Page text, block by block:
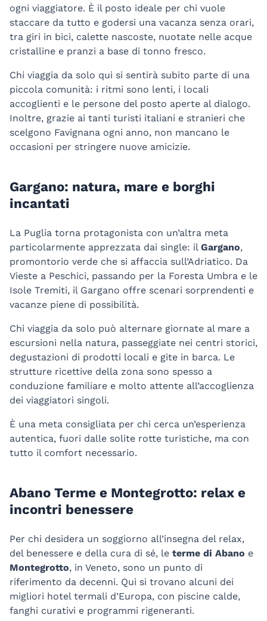
ogni viaggiatore. È il posto ideale per chi vuole
staccare da tutto e godersi una vacanza senza orari,
tra giri in bici, calette nascoste, nuotate nelle acque
cristalline e pranzi a base di tonno fresco.
Chi viaggia da solo qui si sentirà subito parte di una
piccola comunità: i ritmi sono lenti, i locali
accoglienti e le persone del posto aperte al dialogo.
Inoltre, grazie ai tanti turisti italiani e stranieri che
scelgono Favignana ogni anno, non mancano le
occasioni per stringere nuove amicizie.
Gargano: natura, mare e borghi
incantati
La Puglia torna protagonista con un’altra meta
particolarmente apprezzata dai single: il Gargano,
promontorio verde che si affaccia sull’Adriatico. Da
Vieste a Peschici, passando per la Foresta Umbra e le
Isole Tremiti, il Gargano offre scenari sorprendenti e
vacanze piene di possibilità.
Chi viaggia da solo può alternare giornate al mare a
escursioni nella natura, passeggiate nei centri storici,
degustazioni di prodotti locali e gite in barca. Le
strutture ricettive della zona sono spesso a
conduzione familiare e molto attente all’accoglienza
dei viaggiatori singoli.
È una meta consigliata per chi cerca un’esperienza
autentica, fuori dalle solite rotte turistiche, ma con
tutto il comfort necessario.
Abano Terme e Montegrotto: relax e
incontri benessere
Per chi desidera un soggiorno all’insegna del relax,
del benessere e della cura di sé, le terme di Abano e
Montegrotto, in Veneto, sono un punto di
riferimento da decenni. Qui si trovano alcuni dei
migliori hotel termali d’Europa, con piscine calde,
fanghi curativi e programmi rigeneranti.